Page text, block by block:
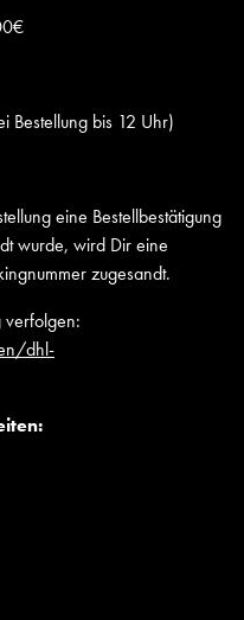
Bestellung bis 12 Uhr)
eine Bestellbestätigung
wurde, wird Dir eine
zugesandt.
verfolgen:
dhl-